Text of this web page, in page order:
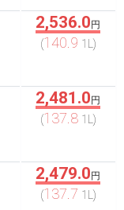
2,536.0 円
(140.9 1L)
2,481.0 円
(137.81L)
2,479.0 円
(137.7 1L)